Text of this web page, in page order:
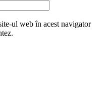
ul web în acest navigator